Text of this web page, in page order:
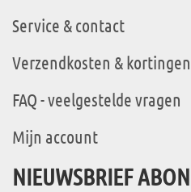
Service & contact
Verzendkosten & kortingen
FAQ - veelgestelde vragen
Mijn account
NIEUWSBRIEF